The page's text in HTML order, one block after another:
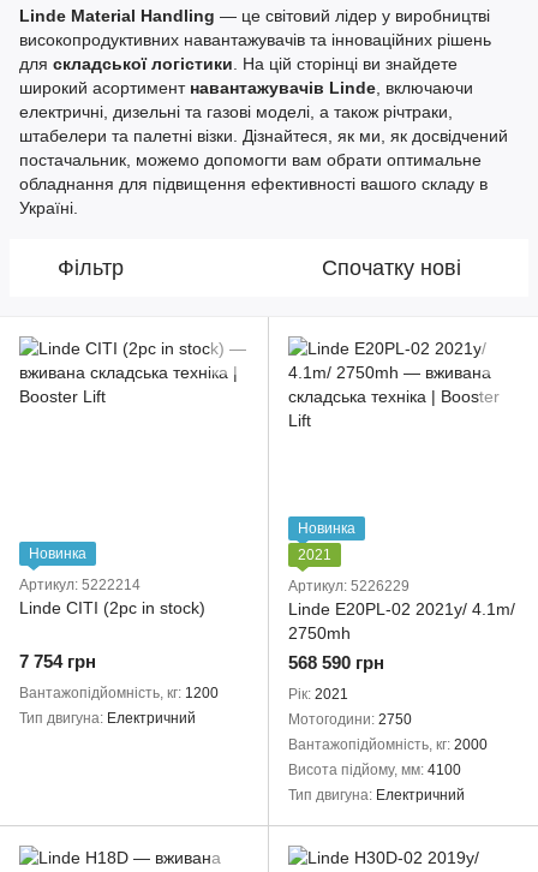
Linde Material Handling — це світовий лідер у виробництві
високопродуктивних навантажувачів та інноваційних рішень
для складської логістики. На цій сторінці ви знайдете
широкий асортимент навантажувачів Linde, включаючи
електричні, дизельні та газові моделі, а також річтраки,
штабелери та палетні візки. Дізнайтеся, як ми, як досвідчений
постачальник, можемо допомогти вам обрати оптимальне
обладнання для підвищення ефективності вашого складу в
Україні.
Фільтр Спочатку нові
Новинка
Артикул: 5222214
Linde CITI (2pc in stock)
7 754 грн
Вантажопідйомність, кг 1200
Тип двигуна Електричний
Новинка
2021
Артикул: 5226229
Linde E20PL-02 2021y/ 4.1m/
2750mh
568 590 грн
Рік 2021
Мотогодини 2750
Вантажопідйомність, кг 2000
Висота підйому, мм 4100
Тип двигуна Електричний